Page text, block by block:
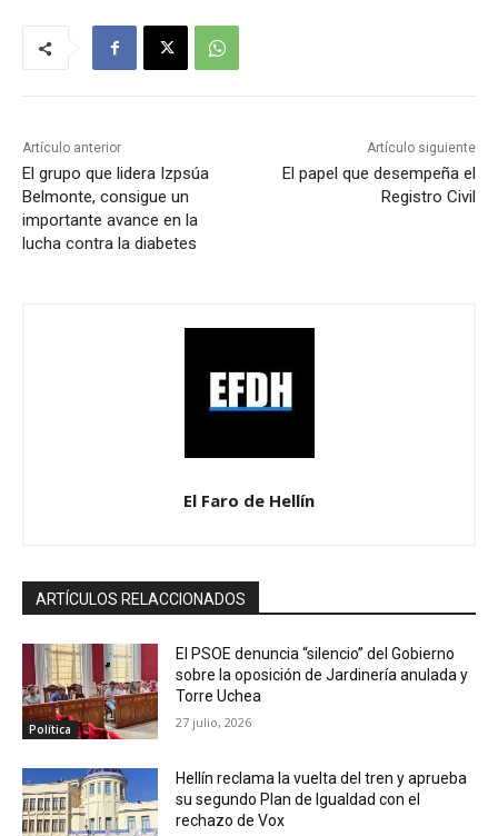
Artículo anterior
El grupo que lidera Izpsúa
Belmonte, consigue un
importante avance en la
lucha contra la diabetes
Artículo siguiente
El papel que desempeña el
Registro Civil
El Faro de Hellín
ARTÍCULOS RELACCIONADOS
Política
El PSOE denuncia “silencio” del Gobierno
sobre la oposición de Jardinería anulada y
Torre Uchea
27 julio, 2026
Hellín reclama la vuelta del tren y aprueba
su segundo Plan de Igualdad con el
rechazo de Vox